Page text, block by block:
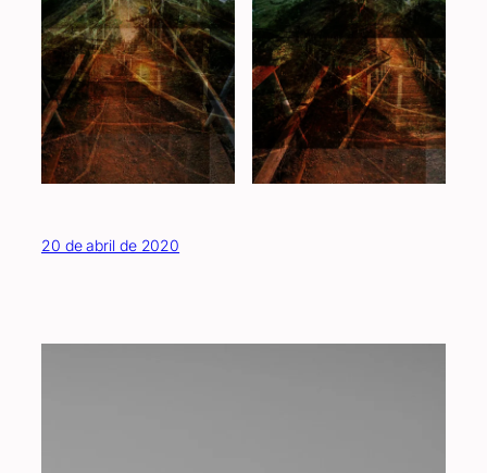
20 de abril de 2020